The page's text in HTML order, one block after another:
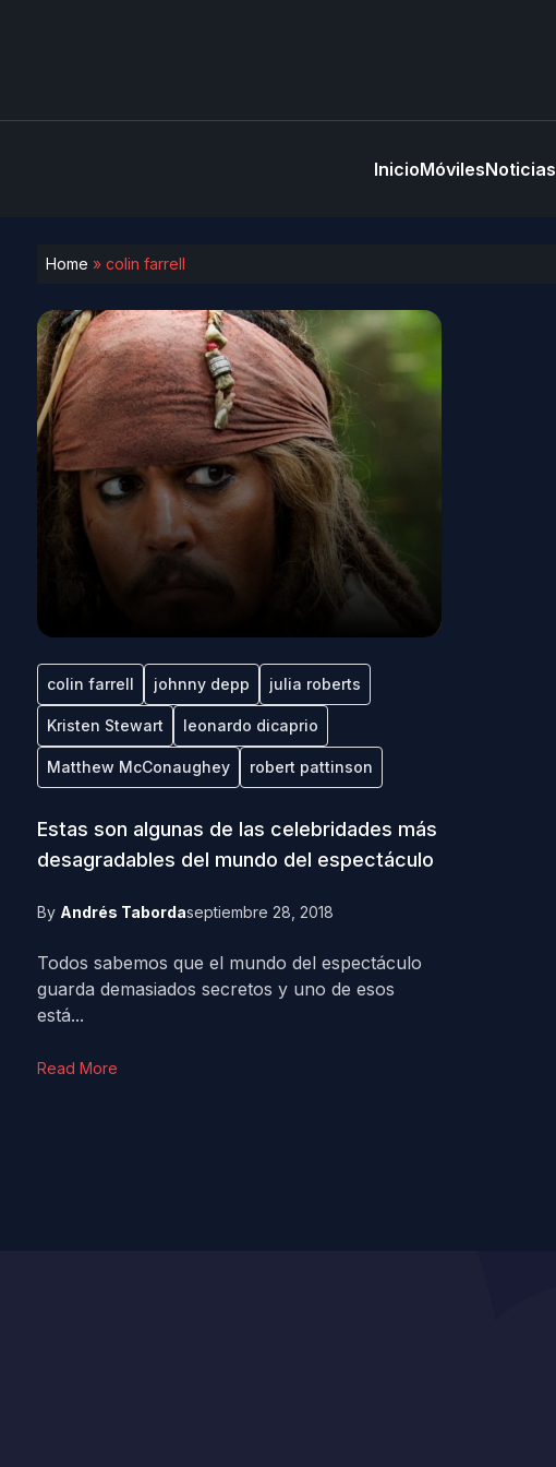
InicioMóvilesNoticias
Home » colin farrell
colin farrell johnny depp julia roberts
Kristen Stewart leonardo dicaprio
Matthew McConaughey robert pattinson
Estas son algunas de las celebridades más
desagradables del mundo del espectáculo
By Andrés Tabordaseptiembre 28, 2018
Todos sabemos que el mundo del espectáculo
guarda demasiados secretos y uno de esos
está...
Read More